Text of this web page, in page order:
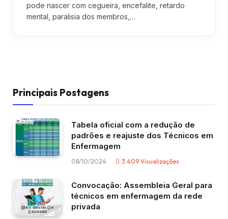
pode nascer com cegueira, encefalite, retardo
mental, paralisia dos membros,…
Principais Postagens
Tabela oficial com a redução de
padrões e reajuste dos Técnicos em
Enfermagem
08/10/2024 3.409 Visualizações
Convocação: Assembleia Geral para
técnicos em enfermagem da rede
privada